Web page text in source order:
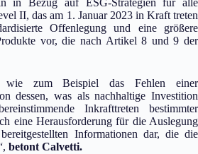
in Bezug auf ESG-Strategien für alle
II, das am 1. Januar 2023 in Kraft treten
Offenlegung und eine größere
vor, die nach Artikel 8 und 9 der
wie zum Beispiel das Fehlen einer
dessen, was als nachhaltige Investition
Inkrafttreten bestimmter
eine Herausforderung für die Auslegung
Informationen dar, die die
betont Calvetti.